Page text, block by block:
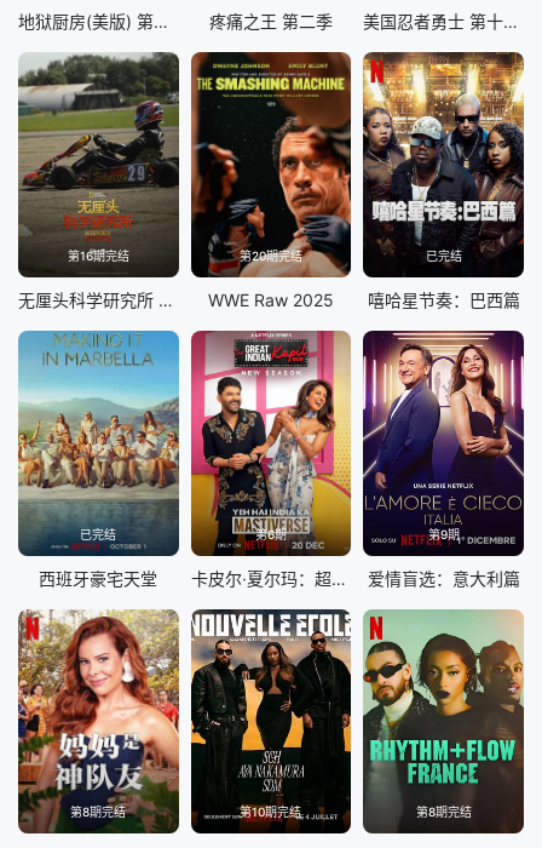
地狱厨房(美版) 第二十二季 疼痛之王 第二季 美国忍者勇士 第十八季
第16期完结
无厘头科学研究所 第八季
第20期完结
WWE Raw 2025
已完结
嘻哈星节奏：巴西篇
已完结
西班牙豪宅天堂
第6期
卡皮尔·夏尔玛：超级印度喜剧秀 第四季
第9期
爱情盲选：意大利篇
第8期完结 第10期完结 第8期完结